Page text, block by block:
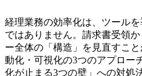
経理業務の効率化は、ツール
ではありません。請求書受領
ー全体の「構造」を見直すこ
動化・可視化の3つのアプロー
化が止まる3つの壁」への対処